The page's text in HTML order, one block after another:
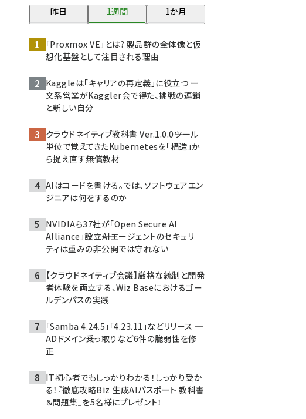
ai crunch (1347)
昨日 1週間 1か月
「Proxmox VE」とは? 製品群の全体像と仮
想化基盤として注目される理由
Kaggleは「キャリアの再定義」に役立つ ー
文系営業がKaggler会で得た、挑戦の連鎖
と新しい自分
クラウドネイティブ教科書 Ver.1.0.0――ツール
単位で覚えてきたKubernetesを「構造」か
ら捉え直す無償教材
AIはコードを書ける。では、ソフトウェアエン
ジニアは何をするのか
NVIDIAら37社が「Open Secure AI
Alliance」設立――AIエージェントのセキュリ
ティは重みの非公開では守れない
【クラウドネイティブ会議】厳格な統制と開発
者体験を両立する、Wiz Baseにおけるゴー
ルデンパスの実践
「Samba 4.24.5」「4.23.11」などリリース ─
ADドメイン乗っ取りなど6件の脆弱性を修
正
IT初心者でもしっかりわかる！しっかり受か
る！『徹底攻略Biz 生成AIパスポート 教科書
＆問題集』を5名様にプレゼント！